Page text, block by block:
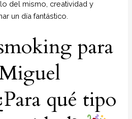
del mismo, creatividad y
un día fantástico.
para
qué tipo